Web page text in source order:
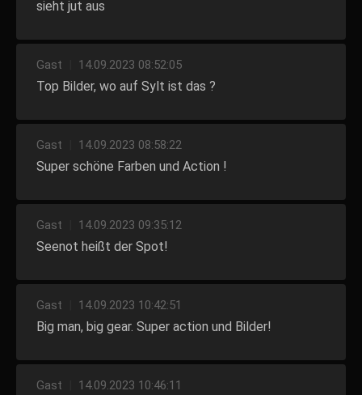
sieht jut aus
Gast 14.09.2023 08:52:05
Top Bilder, wo auf Sylt ist das ?
Gast 14.09.2023 08:58:22
Super schöne Farben und Action !
Gast 14.09.2023 09:35:12
Seenot heißt der Spot!
Gast 14.09.2023 10:42:51
Big man, big gear. Super action und Bilder!
Gast 14.09.2023 10:46:11